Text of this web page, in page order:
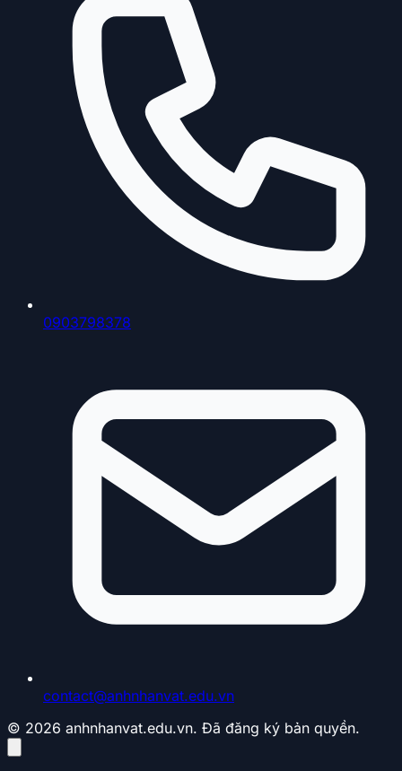
0903798378
contact@anhnhanvat.edu.vn
© 2026 anhnhanvat.edu.vn. Đã đăng ký bản quyền.